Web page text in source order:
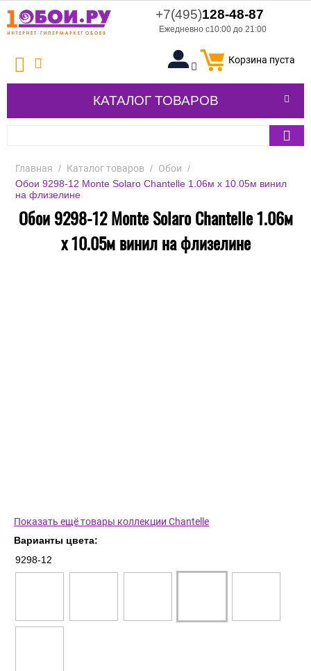
+7(495)128-48-87
Ежедневно с10:00 до 21:00
Корзина пуста
КАТАЛОГ ТОВАРОВ
Главная / Каталог товаров / Обои /
Обои 9298-12 Monte Solaro Chantelle 1.06м x 10.05м винил
на флизелине
Обои 9298-12 Monte Solaro Chantelle 1.06м
x 10.05м винил на флизелине
Показать ещё товары коллекции Chantelle
Варианты цвета:
9298-12